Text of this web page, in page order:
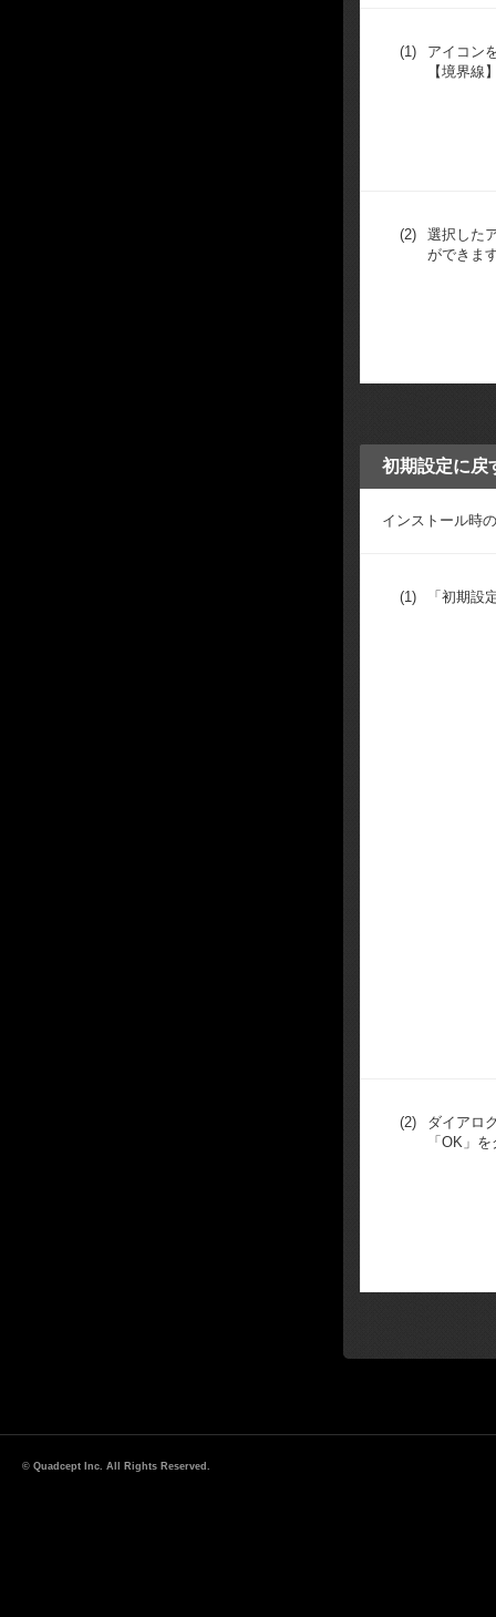
(1)
アイコン
【境界線
(2)
選択した
ができま
初期設定に戻
インストール時
(1) 「初期設
(2)
ダイアロ
「OK」
© Quadcept Inc. All Rights Reserved.